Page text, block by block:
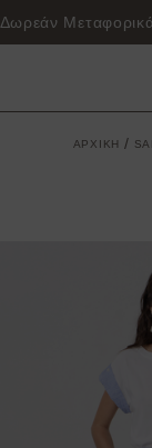
Δωρεάν
ΑΡΧΙΚΗ /